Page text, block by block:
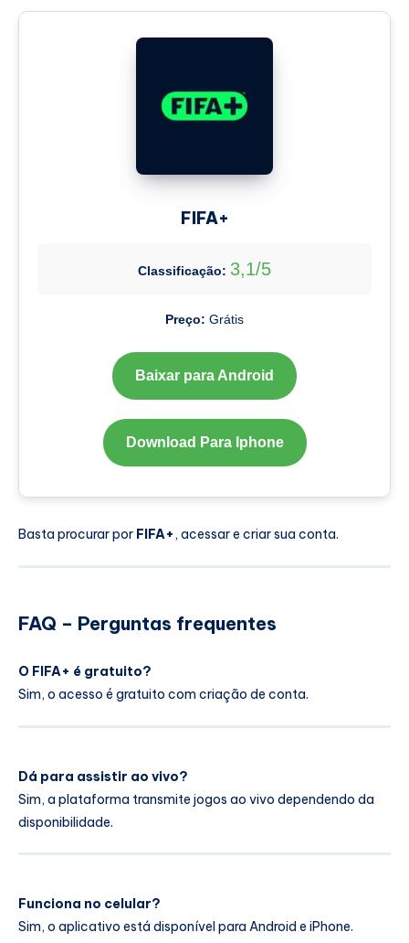
FIFA+
Classificação: 3,1/5
Preço: Grátis
Baixar para Android
Download Para Iphone
Basta procurar por FIFA+, acessar e criar sua conta.
FAQ – Perguntas frequentes
O FIFA+ é gratuito?
Sim, o acesso é gratuito com criação de conta.
Dá para assistir ao vivo?
Sim, a plataforma transmite jogos ao vivo dependendo da
disponibilidade.
Funciona no celular?
Sim, o aplicativo está disponível para Android e iPhone.